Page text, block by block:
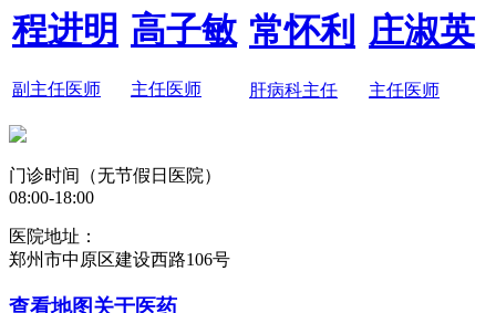
程进明
副主任医师
高子敏
主任医师
常怀利
肝病科主任
庄淑英
主任医师
门诊时间（无节假日医院）
08:00-18:00
医院地址：
郑州市中原区建设西路106号
查看地图关于医药